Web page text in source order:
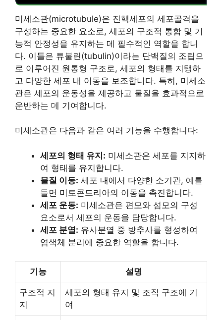
미세소관(microtubule)은 진핵세포의 세포골격을
구성하는 중요한 요소로, 세포의 구조적 통합 및 기
능적 안정성을 유지하는 데 필수적인 역할을 합니
다. 이들은 튜불린(tubulin)이라는 단백질의 조립으
로 이루어진 원통형 구조로, 세포의 형태를 지탱하
고 다양한 세포 내 이동을 보조합니다. 특히, 미세소
관은 세포의 운동성을 제공하고 물질을 효과적으로
운반하는 데 기여합니다.
미세소관은 다음과 같은 여러 기능을 수행합니다:
세포의 형태 유지: 미세소관은 세포를 지지하
여 형태를 유지합니다.
물질 이동: 세포 내에서 다양한 소기관, 예를
들면 미토콘드리아의 이동을 촉진합니다.
세포 운동: 미세소관은 편모와 섬모의 구성
요소로서 세포의 운동을 담당합니다.
세포 분열: 유사분열 중 방추사를 형성하여
염색체 분리에 중요한 역할을 합니다.
기능 설명
구조적 지
지
세포의 형태 유지 및 조직 구조에 기
여